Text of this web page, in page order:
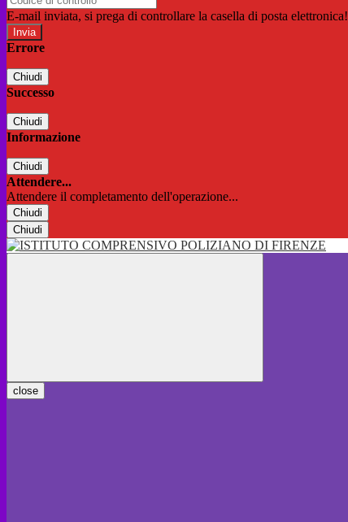
E-mail inviata, si prega di controllare la casella di posta elettronica!
Errore
Chiudi
Successo
Chiudi
Informazione
Chiudi
Attendere...
Attendere il completamento dell'operazione...
Chiudi
Chiudi
close